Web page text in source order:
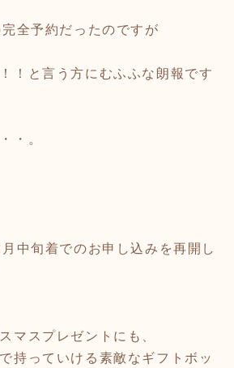
全予約だったのですが
！と言う方にむふふな朗報です
・。
中旬着でのお申し込みを再開し
マスプレゼントにも、
持っていける素敵なギフトボッ